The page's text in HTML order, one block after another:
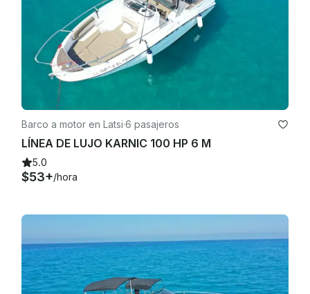
Barco a motor en Latsi·6 pasajeros
LÍNEA DE LUJO KARNIC 100 HP 6 M
5.0
$53+/hora